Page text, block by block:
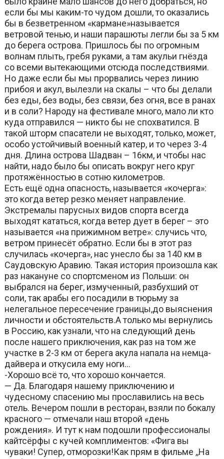
если бы мы каким-то чудом дошли, то оказались
бы в безветренном «кармане»называется
ветровой тенью, и наши парашюты легли бы за 5 км
до берега острова. Пришлось бы по огромным
волнам плыть, гребя руками, а там акульи гнёзда
со всеми вытекающими отсюда последствиями.
Но даже если бы мы прорвались через линию
прибоя и акул, вылезли на скалы – что бы делали
без еды, без воды, без связи, без огня, все в ранах
и в соли? Народу на фестивале много, мало ли кто
куда отправился — никто бы не спохватился. В
такой шторм спасатели не выходят, только, может,
особо устойчивый военный катер, и то через 3-4
дня. Длина острова Шадван – 16км, и чтобы нас
найти, надо было бы описать вокруг него круг
протяжённостью в сотню километров.
Есть ещё одна опасность, называется «кочерга»:
это когда ветер резко меняет направление.
Экстремалы парусных видов спорта всегда
выходят кататься, когда ветер дует в берег – это
называется «на прижимном ветре»: случись что,
ветром принесёт обратно. Если бы в этот раз
случилась «кочерга», нас унесло бы за 140 км в
Саудовскую Аравию. Такая история произошла как
раз накануне со спортсменом из Польши: он
выбрался на берег, измученный, разбухший от
соли, так арабы его посадили в тюрьму за
нелегальное пересечение границы,до выяснения
личности и обстоятельств.А только мы вернулись
в Россию, как узнали, что на следующий день
после нашего приключения, как раз на том же
участке в 2-3 км от берега акула напала на немца-
дайвера и откусила ему ноги…
-Хорошо всё то, что хорошо кончается.
— Да. Благодаря нашему приключению и
чудесному спасению мы прославились на весь
отель. Вечером пошли в ресторан, взяли по бокалу
красного — отмечали наш второй «день
рождения». И тут к нам подошли профессионалы
кайтсёрфы с кучей комплиментов: «Фига вы
чуваки! Супер, отморозки!Как прям в фильме ,,На